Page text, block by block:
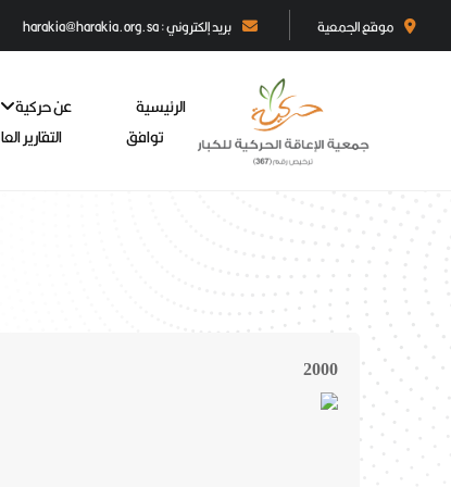
موقع الجمعية بريد إلكتروني : harakia@harakia.org.sa
الرئيسية عن حركية
توافق
التقارير
2000